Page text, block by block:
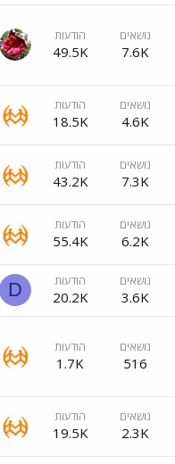
נושאים
7.6K
הודעות
49.5K
נושאים
4.6K
הודעות
18.5K
נושאים
7.3K
הודעות
43.2K
נושאים
6.2K
הודעות
55.4K
נושאים
3.6K
הודעות
20.2K
D
נושאים
516
הודעות
1.7K
נושאים
2.3K
הודעות
19.5K